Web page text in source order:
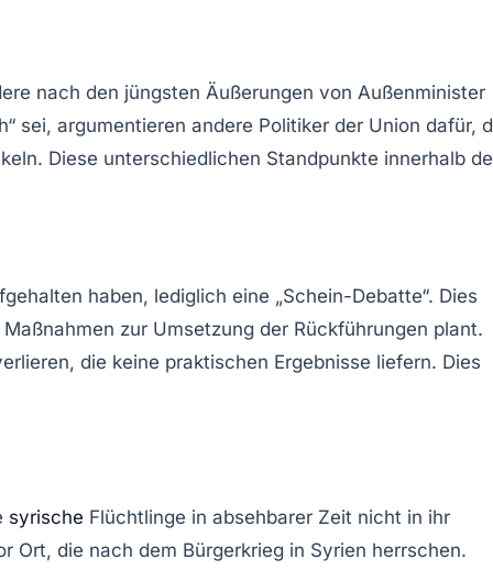
nach den jüngsten Äußerungen von Außenminister
sei, argumentieren andere Politiker der Union dafür,
Diese unterschiedlichen Standpunkte innerhalb
haben, lediglich eine „Schein-Debatte“. Dies
zur Umsetzung der Rückführungen plant.
die keine praktischen Ergebnisse liefern. Dies
syrische Flüchtlinge in absehbarer Zeit nicht in ihr
Ort, die nach dem Bürgerkrieg in Syrien herrschen.